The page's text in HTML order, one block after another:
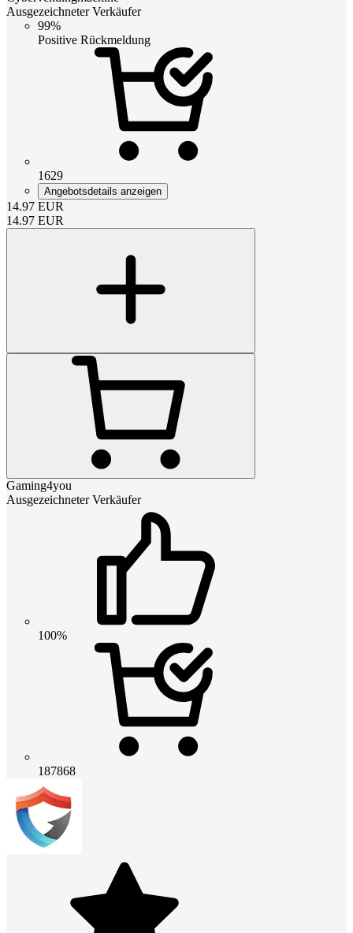
Ausgezeichneter Verkäufer
99%
Positive Rückmeldung
1629
Angebotsdetails anzeigen
14.97 EUR
14.97 EUR
Gaming4you
Ausgezeichneter Verkäufer
100%
187868